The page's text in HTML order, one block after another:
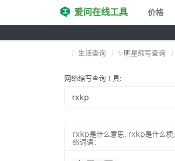
爱问在线工具 价格
生活查询 ✨明星缩写查询
网络缩写查询工具:
rxkp是什么意思, rxkp是什么梗,
络词语：